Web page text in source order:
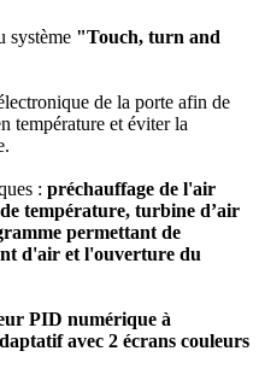
système "Touch, turn and
de la porte afin de
température et éviter la
: préchauffage de l'air
température, turbine d’air
permettant de
d'air et l'ouverture du
PID numérique à
avec 2 écrans couleurs